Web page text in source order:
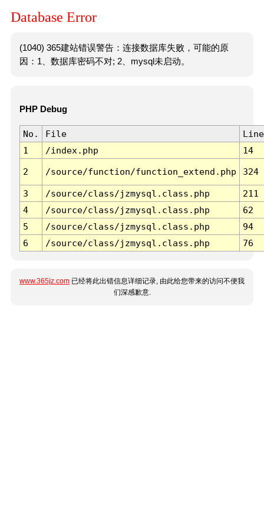
Database Error
(1040) 365建站错误警告：连接数据库失败，可能的原
因：1、数据库密码不对; 2、mysql未启动。
PHP Debug
No. File
Line
1
/index.php 14
2 /source/function/function_extend.php 324
3 /source/class/jzmysql.class.php
211
4
/source/class/jzmysql.class.php
62
5
/source/class/jzmysql.class.php
94
6
/source/class/jzmysql.class.php 76
www.365jz.com 已经将此出错信息详细记录, 由此给您带来的访问不便我
们深感歉意.